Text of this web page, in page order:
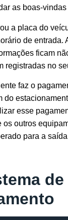
as boas-
a placa do
de entrada.
ficam
registradas no
faz o
do
esse
os outros
para a
de